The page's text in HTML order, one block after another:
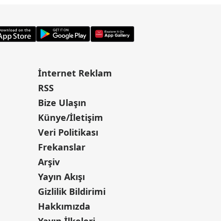
İnternet Reklam
RSS
Bize Ulaşın
Künye/İletişim
Veri Politikası
Frekanslar
Arşiv
Yayın Akışı
Gizlilik Bildirimi
Hakkımızda